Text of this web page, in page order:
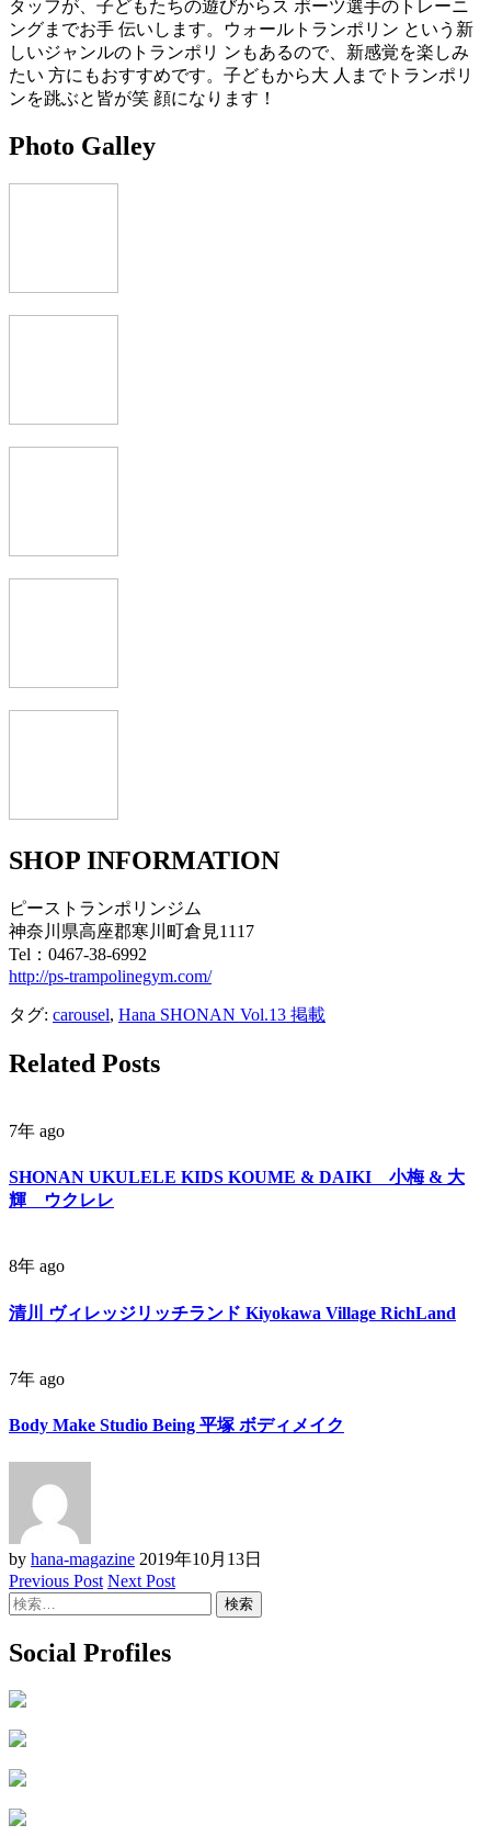
タッフが、子どもたちの遊びからス ポーツ選手のトレーニ
ングまでお手 伝いします。ウォールトランポリン という新
しいジャンルのトランポリ ンもあるので、新感覚を楽しみ
たい 方にもおすすめです。子どもから大 人までトランポリ
ンを跳ぶと皆が笑 顔になります！
Photo Galley
SHOP INFORMATION
ピーストランポリンジム
神奈川県高座郡寒川町倉見1117
Tel：0467-38-6992
http://ps-trampolinegym.com/
タグ: carousel, Hana SHONAN Vol.13 掲載
Related Posts
7年 ago
SHONAN UKULELE KIDS KOUME & DAIKI 小梅 & 大
輝 ウクレレ
8年 ago
清川 ヴィレッジリッチランド Kiyokawa Village RichLand
7年 ago
Body Make Studio Being 平塚 ボディメイク
by hana-magazine 2019年10月13日
Previous Post Next Post
検
Social Profiles